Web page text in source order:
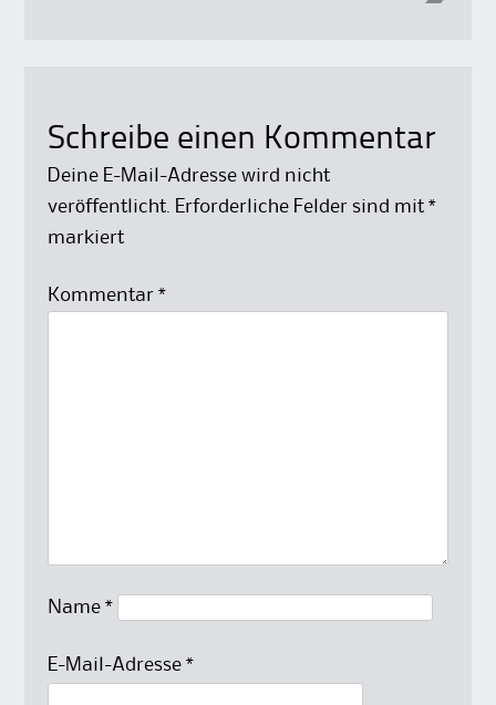
Schreibe einen Kommentar
Deine E-Mail-Adresse wird nicht
veröffentlicht.
Erforderliche Felder sind mit *
markiert
Kommentar *
Name *
E-Mail-Adresse *